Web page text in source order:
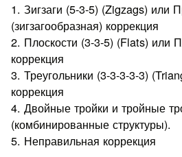
1. Зигзаги (5-3-5) (Zigzags) или
(зигзагообразная) коррекция
2. Плоскости (3-3-5) (Flats) или
коррекция
3. Треугольники (3-3-3-3-3)
коррекция
4. Двойные тройки и тройные
(комбинированные структуры).
5. Неправильная коррекция